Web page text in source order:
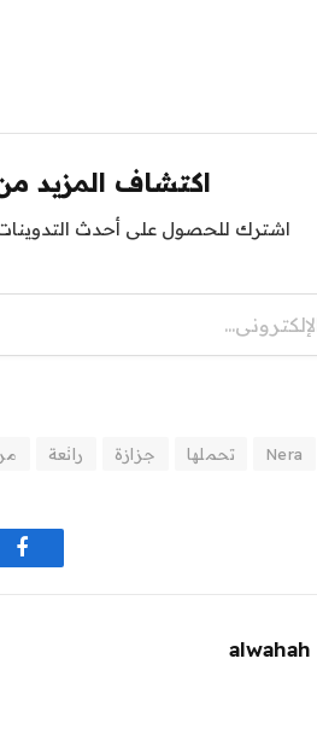
اكتشاف المزيد
اشترك للحصول على أحدث التدوينات
Nera تحملها جزازة رائعة